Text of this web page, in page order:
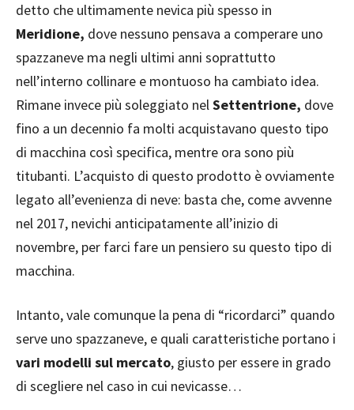
detto che ultimamente nevica più spesso in
Meridione, dove nessuno pensava a comperare uno
spazzaneve ma negli ultimi anni soprattutto
nell’interno collinare e montuoso ha cambiato idea.
Rimane invece più soleggiato nelSettentrione, dove
fino a un decennio fa molti acquistavano questo tipo
di macchina così specifica, mentre ora sono più
titubanti. L’acquisto di questo prodotto è ovviamente
legato all’evenienza di neve: basta che, come avvenne
nel 2017, nevichi anticipatamente all’inizio di
novembre, per farci fare un pensiero su questo tipo di
macchina.
Intanto, vale comunque la pena di “ricordarci” quando
serve uno spazzaneve, e quali caratteristiche portano i
vari modelli sul mercato, giusto per essere in grado
di scegliere nel caso in cui nevicasse…